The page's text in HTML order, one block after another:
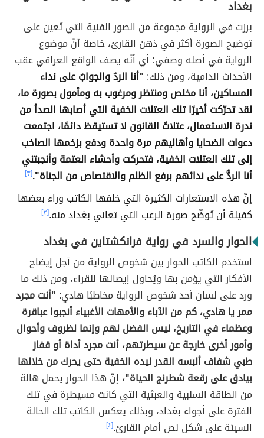
بغداد
برزت في الرواية مجموعة من الصور الفنية التي تُعين على
توضيح الصورة أكثر في ذهن القارئ، خاصة أنّ موضوع
الرواية في أصله وصفي؛ أي أنّه يصف الواقع العراقي عقب
الأحداث الدامية، ومن ذلك: "أنا الردُ والجوابُ على نداء
المساكين، أنا مخلص ومنتظر ومرغوب به ومأمول بصورة ما،
لقد تحرّكت أخيرًا تلك العتلات الخفية التي أصابها الصدأ من
ندرة الاستعمال، عتلاتُ القانون لا تستيقظ دائمًا، اجتمعت
دعوات الضحايا وأهاليهم مرة واحدة ودفع بزخمها الصاخب
إلى تلك العتلات الخفية، فتحركت وأحشاء العتمة وأنجبتني
أنا الردُّ على ندائهم برفع الظلم والاقتصاص من الجناة".[٣]
إنّ هذه الاستعارات الكثيرة التي خلفها الكاتب وراء بعضها
كفيلة أن تُوضّح صورة الرعب التي تعاني بغداد منه.[٣]
الحوار والسرد في رواية فرانكشتاين في بغداد
استخدم الكاتب الحوار بين شخوص الرواية من أجل إيضاح
الأفكار التي يؤمن بها ويُحاول إيصالها للقراء، ومن ذلك ما
ورد على لسان أحد شخوص الرواية مخاطبًا هادي: "أنت مجرد
ممر يا هادي، كم من الآباء والأمهات الأغبياء أنجبوا عباقرة
وعظماء في التاريخ، ليس الفضل لهم وإنما لظروف وأحوال
وأمور أخرى خارجة عن سيطرتهم، أنت مجرد أداة أو قفاز
طبي شفاف ألبسه القدر ليده الخفية حتى يحرك من خلالها
بيادق على رقعة شطرنج الحياة"، إنّ هذا الحوار يحمل هالة
من الطاقة السلبية والعبثية التي كانت مسيطرة في تلك
الفترة على أجواء بغداد، وبذلك يعكس الكاتب تلك الحالة
السيئة على شكل نص أمام القارئ.[٤]